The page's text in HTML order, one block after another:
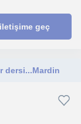
geç
dersi...Mardin